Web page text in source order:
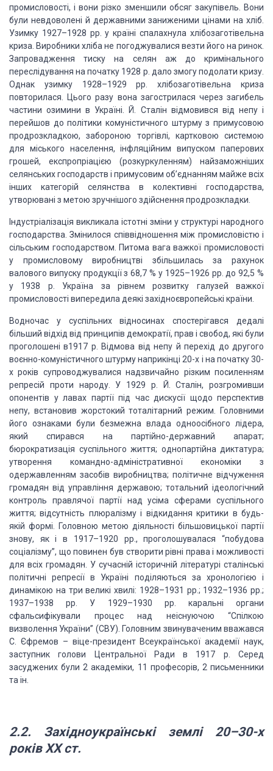
промисловості, і вони різко зменшили обсяг закупівель. Вони
були невдоволені й державними заниженими цінами на хліб.
Узимку 1927–1928 рр. у країні спалахнула хлібозаготівельна
криза. Виробники хліба не погоджувалися везти його на ринок.
Запровадження тиску на селян аж до кримінального
переслідування на початку 1928 р. дало змогу подолати кризу.
Однак узимку 1928–1929 рр. хлібозаготівельна криза
повторилася. Цього разу вона загострилася через загибель
частини озимини в Україні. Й. Сталін відмовився від непу і
перейшов до політики комуністичного штурму з примусовою
продрозкладкою, забороною торгівлі, картковою системою
для міського населення, інфляційним випуском паперових
грошей, експропріацією (розкуркуленням) найзаможніших
селянських господарств і примусовим об’єднанням майже всіх
інших категорій селянства в колективні господарства,
утворювані з метою зручнішого здійснення продрозкладки.
Індустріалізація викликала істотні зміни у структурі народного
господарства. Змінилося співвідношення між промисловістю і
сільським господарством. Питома вага важкої промисловості
у промисловому виробництві збільшилась за рахунок
валового випуску продукції з 68,7 % у 1925–1926 рр. до 92,5 %
у 1938 р. Україна за рівнем розвитку галузей важкої
промисловості випередила деякі західноєвропейські країни.
Водночас у суспільнихвідносинах спостерігався дедалі
більший відхід від принципів демократії, прав і свобод, які були
проголошені в1917 р. Відмова від непу й перехід до другого
воєнно-комуністичного штурму наприкінці 20-х і на початку 30-
х років супроводжувалися надзвичайно різким посиленням
репресій проти народу. У 1929 р. Й. Сталін, розгромивши
опонентів у лавах партії під час дискусії щодо перспектив
непу, встановив жорстокий тоталітарний режим.
Головними
його ознаками були безмежна влада одноосібного лідера,
який спирався на партійно-державний апарат;
бюрократизація суспільного життя; однопартійна диктатура;
утворення командно-адміністративної економіки з
одержавленням засобів виробництва; політичне відчуження
громадян від управління державою; тотальний ідеологічний
контроль правлячої партії над усіма сферами суспільного
життя; відсутність плюралізму і відкидання критики в будь-
якій формі. Головною метою діяльності більшовицької партії
знову, як і в 1917–1920 рр., проголошувалася “побудова
соціалізму”, що повинен був створити рівні права і можливості
для всіх громадян. У сучасній історичній літературі сталінські
політичні репресії в Україні поділяються за хронологією і
динамікою на три великі хвилі: 1928–1931 рр.; 1932–1936 рр.;
1937–1938 рр. У 1929–1930 рр. каральні органи
сфальсифікували процес над неіснуючою “Спілкою
визволення України” (СВУ). Головним звинуваченим вважався
С. Єфремов – віце-президент Всеукраїнської академії наук,
заступник голови Центральної Ради в 1917 р. Серед
засуджених були 2 академіки, 11 професорів, 2 письменники
та ін.
2.2. Західноукраїнські землі 20–30-х
років ХХ ст.